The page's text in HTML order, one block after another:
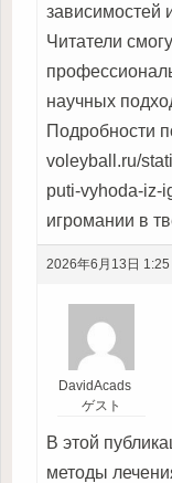
зависимостей
Читатели
научных
Подробности
voleyball.ru/
puti-vyhoda-iz-
игромании в
2026年6月13日 1:25
DavidAcads
ゲスト
В этой
методы